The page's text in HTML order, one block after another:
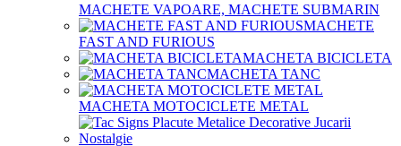
MACHETE VAPOARE, MACHETE SUBMARIN
MACHETE
FAST AND FURIOUS
MACHETA BICICLETA
MACHETA TANC
MACHETA MOTOCICLETE METAL